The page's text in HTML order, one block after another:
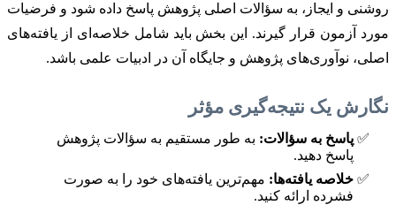
روشنی و ایجاز، به سؤالات اصلی پژوهش پاسخ داده شود و فرضیات
مورد آزمون قرار گیرند. این بخش باید شامل خلاصه‌ای از یافته‌های
اصلی، نوآوری‌های پژوهش و جایگاه آن در ادبیات علمی باشد.
نگارش یک نتیجه‌گیری مؤثر
پاسخ به سؤالات: به طور مستقیم به سؤالات پژوهش
پاسخ دهید.
خلاصه یافته‌ها: مهم‌ترین یافته‌های خود را به صورت
فشرده ارائه کنید.